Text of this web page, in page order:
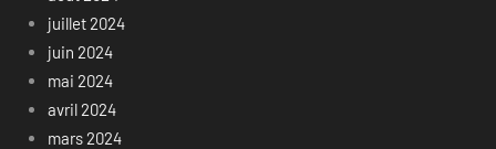
juillet 2024
juin 2024
mai 2024
avril 2024
mars 2024